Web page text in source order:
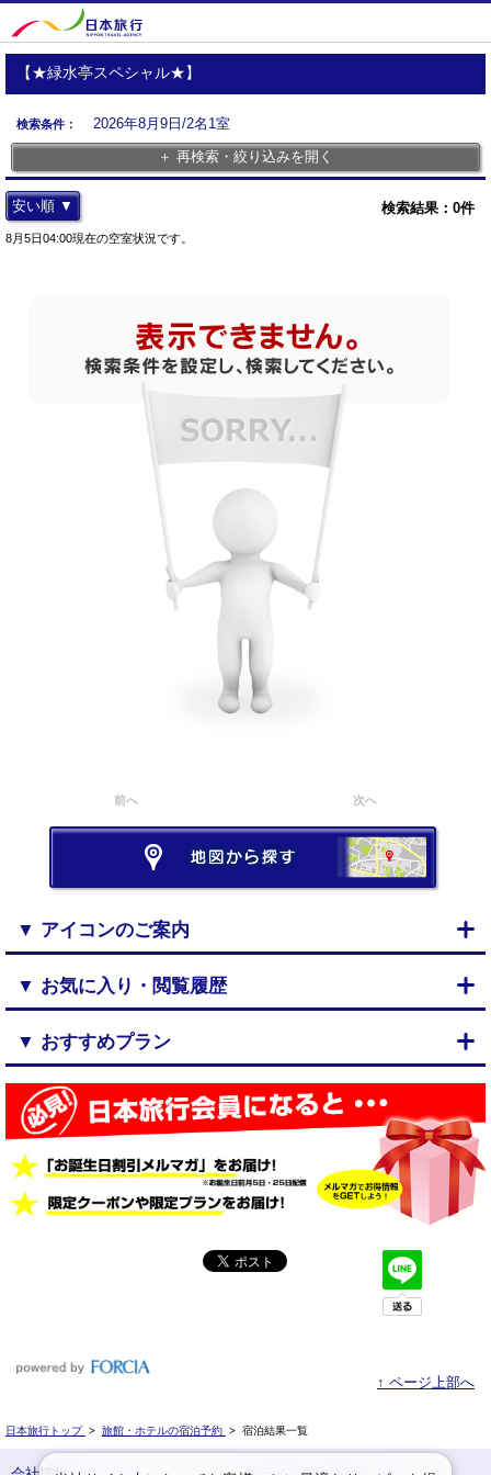
【★緑水亭スペシャル★】
検索条件：
2026年8月9日/2名1室
＋ 再検索・絞り込みを開く
検索結果： 0件
安い順 ▼
8月5日04:00現在の空室状況です。
前へ 次へ
▼ アイコンのご案内
▼ お気に入り・閲覧履歴
▼ おすすめプラン
↑ ページ上部へ
日本旅行トップ > 旅館・ホテルの宿泊予約 > 宿泊結果一覧